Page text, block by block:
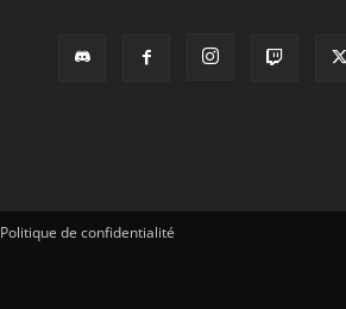
Politique de confidentialité